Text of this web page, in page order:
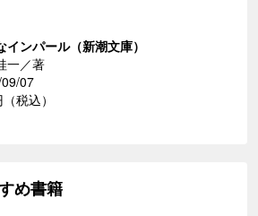
インパール（新潮文庫）
一／著
07
税込）
め書籍